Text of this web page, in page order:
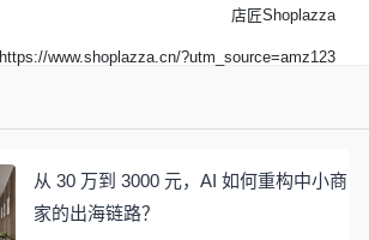
店匠Shoplazza
https://www.shoplazza.cn/?utm_source=amz123
从 30 万到 3000 元，AI 如何重构中小商
家的出海链路？